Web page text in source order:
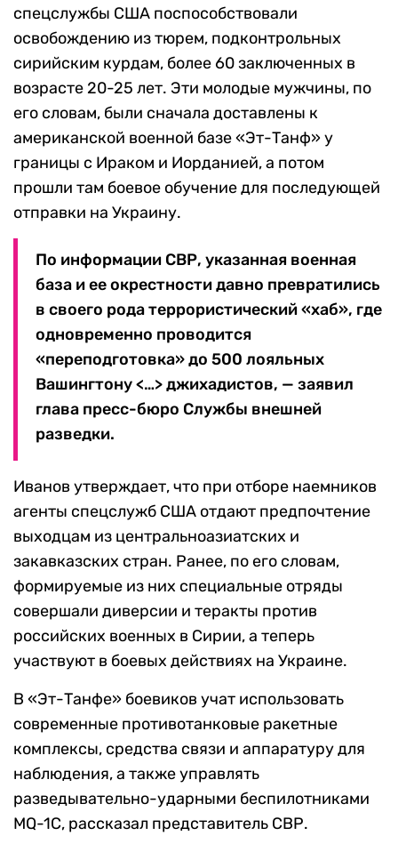
спецслужбы США поспособствовали
освобождению из тюрем, подконтрольных
сирийским курдам, более 60 заключенных в
возрасте 20-25 лет. Эти молодые мужчины, по
его словам, были сначала доставлены к
американской военной базе «Эт-Танф» у
границы с Ираком и Иорданией, а потом
прошли там боевое обучение для последующей
отправки на Украину.
По информации СВР, указанная военная
база и ее окрестности давно превратились
в своего рода террористический «хаб», где
одновременно проводится
«переподготовка» до 500 лояльных
Вашингтону <…> джихадистов, — заявил
глава пресс-бюро Службы внешней
разведки.
Иванов утверждает, что при отборе наемников
агенты спецслужб США отдают предпочтение
выходцам из центральноазиатских и
закавказских стран. Ранее, по его словам,
формируемые из них специальные отряды
совершали диверсии и теракты против
российских военных в Сирии, а теперь
участвуют в боевых действиях на Украине.
В «Эт-Танфе» боевиков учат использовать
современные противотанковые ракетные
комплексы, средства связи и аппаратуру для
наблюдения, а также управлять
разведывательно-ударными беспилотниками
MQ-1C, рассказал представитель СВР.